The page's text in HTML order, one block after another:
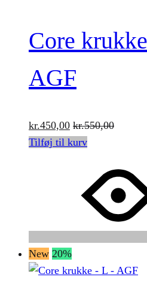
Core
AGF
kr.450,00 kr.550,00
Tilføj til kurv
New 20%